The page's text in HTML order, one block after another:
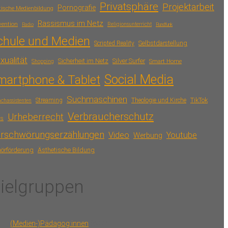
Medienbildung Pornografie Privatsphäre Projektarbeit
Radio Rassismus im Netz Religionsunterricht Rundfunk
und Medien Scripted Reality Selbstdarstellung
Shopping Sicherheit im Netz Silver Surfer Smart Home
& Tablet Social Media
Streaming Suchmaschinen Theologie und Kirche TikTok
Urheberrecht Verbraucherschutz
Video Werbung Youtube
Ästhetische Bildung
(Medien-)Pädagog:innen